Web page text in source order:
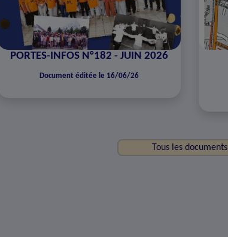
PORTES-INFOS N°182 - JUIN 2026
Document éditée le 16/06/26
Tous les documents